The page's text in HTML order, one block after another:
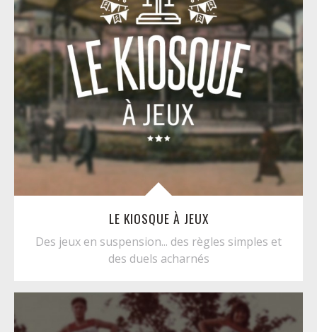
LE KIOSQUE À JEUX
Des jeux en suspension... des règles simples et
des duels acharnés